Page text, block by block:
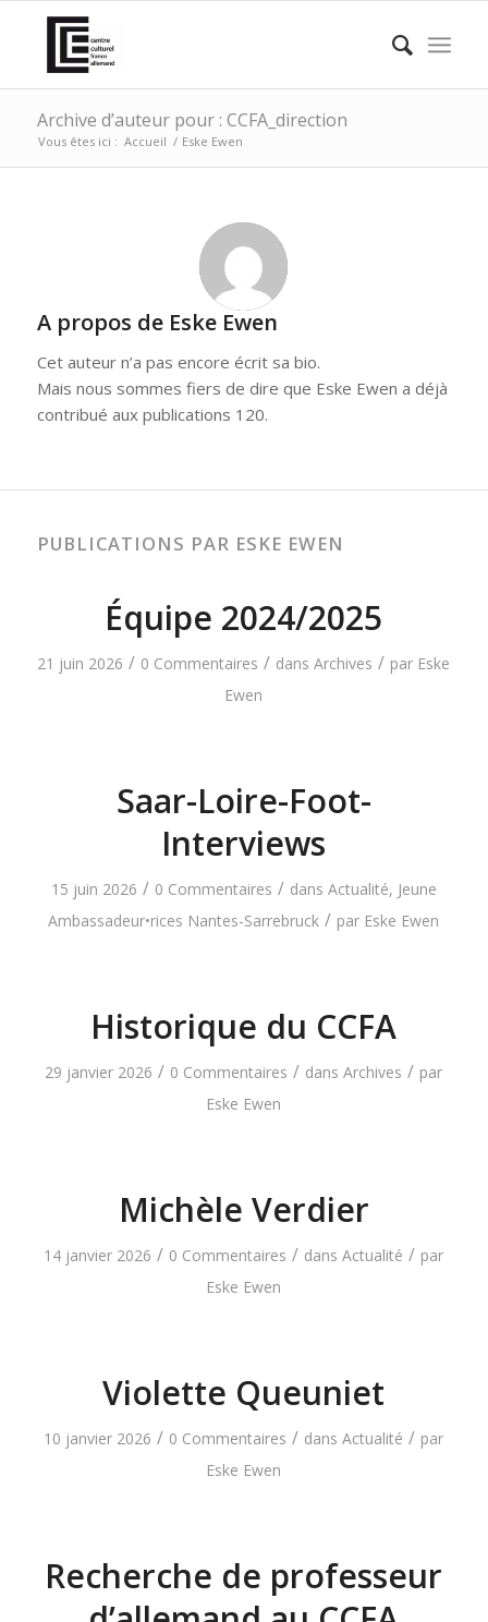
Archive d’auteur pour : CCFA_direction
Vous êtes ici : Accueil / Eske Ewen
A propos de Eske Ewen
Cet auteur n’a pas encore écrit sa bio.
Mais nous sommes fiers de dire que Eske Ewen a déjà
contribué aux publications 120.
PUBLICATIONS PAR ESKE EWEN
Équipe 2024/2025
21 juin 2026 / 0 Commentaires / dansArchives / par Eske
Ewen
Saar-Loire-Foot-
Interviews
15 juin 2026 / 0 Commentaires / dans Actualité, Jeune
Ambassadeur•rices Nantes-Sarrebruck / par Eske Ewen
Historique du CCFA
29 janvier 2026 / 0 Commentaires / dansArchives / par
Eske Ewen
Michèle Verdier
14 janvier 2026 / 0 Commentaires / dansActualité / par
Eske Ewen
Violette Queuniet
10 janvier 2026 / 0 Commentaires / dansActualité / par
Eske Ewen
Recherche de professeur